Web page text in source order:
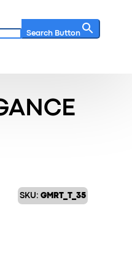
Search Button
SKU: GMRT_T_35